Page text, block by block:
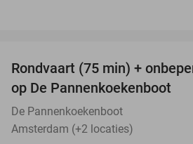
Rondvaart (75 min) +
op De Pannenkoekenboot
De Pannenkoekenboot
Amsterdam (+2 locaties)